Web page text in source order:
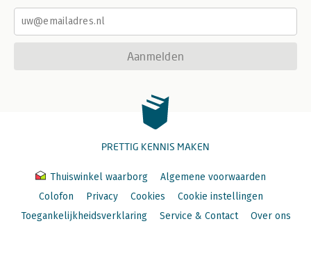
Aanmelden
PRETTIG KENNIS MAKEN
Thuiswinkel waarborg
Algemene voorwaarden
Colofon
Privacy Cookies
Cookie instellingen
Toegankelijkheidsverklaring
Service & Contact Over ons